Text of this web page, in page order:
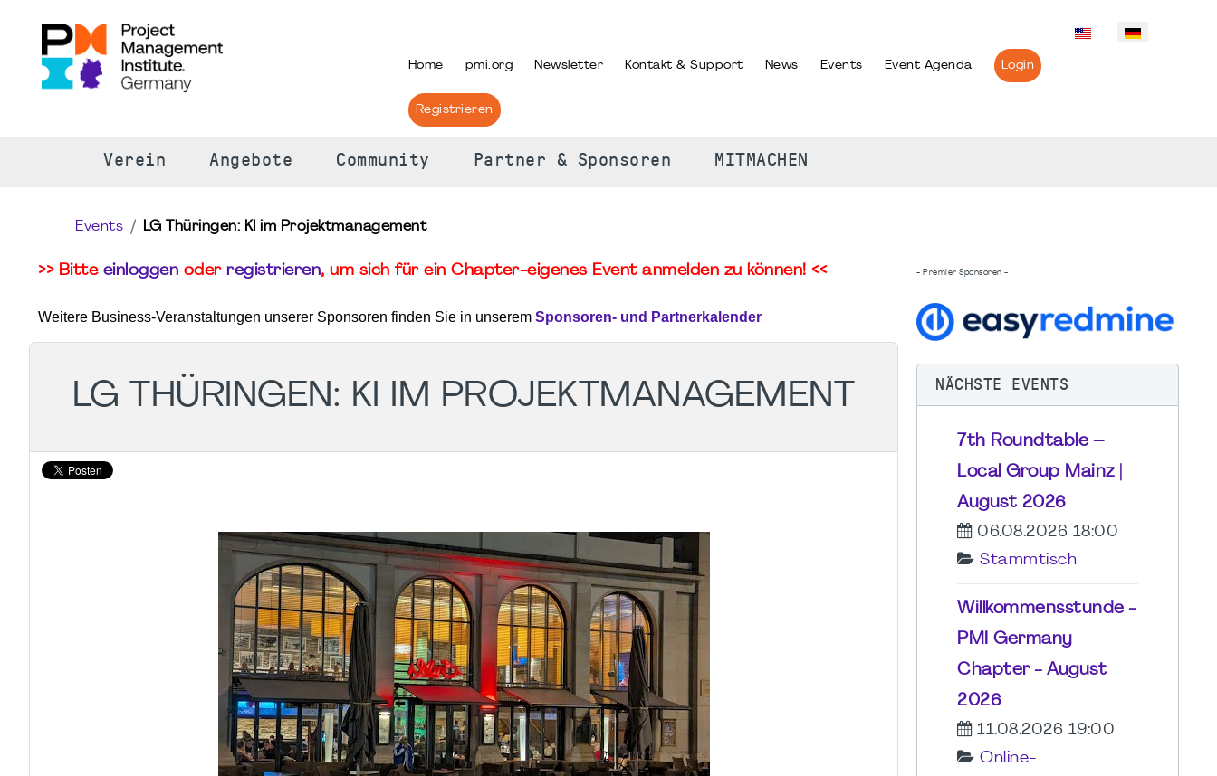
Home pmi.org Newsletter Kontakt & Support News Events Event Agenda Login
Registrieren
Verein Angebote Community Partner & Sponsoren MITMACHEN
Events LG Thüringen: KI im Projektmanagement
>> Bitte einloggen oder registrieren, um sich für ein Chapter-eigenes Event anmelden zu können! <<
Weitere Business-Veranstaltungen unserer Sponsoren finden Sie in unserem Sponsoren- und Partnerkalender
LG THÜRINGEN: KI IM PROJEKTMANAGEMENT
- Premier Sponsoren -
NÄCHSTE EVENTS
7th Roundtable –
Local Group Mainz |
August 2026
06.08.2026 18:00
Stammtisch
Willkommensstunde -
PMI Germany
Chapter - August
2026
11.08.2026 19:00
Online-